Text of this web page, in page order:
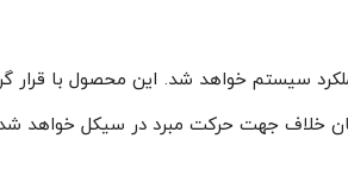
سیستم خواهد شد. این محصول با قرار
خلاف جهت حرکت مبرد در سیکل خواهد